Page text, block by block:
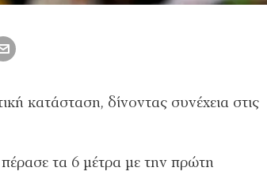
κατάσταση, δίνοντας συνέχεια στις
τα 6 μέτρα με την πρώτη